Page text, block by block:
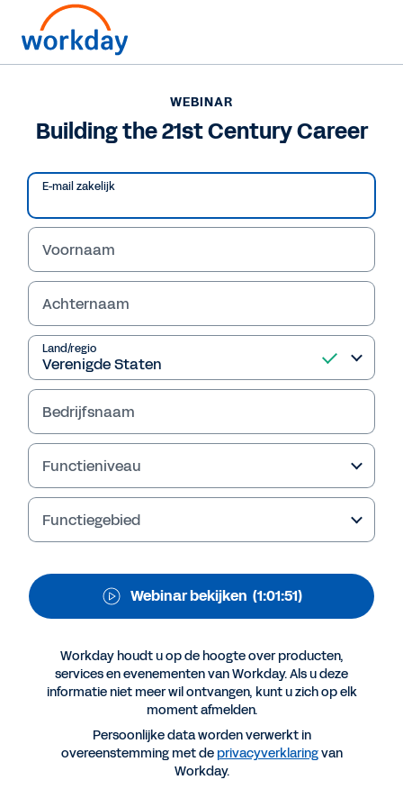
WEBINAR
Building the 21st
Century Career
Lees het rapport.
Meer resources
WEBINAR
Building the 21st Century Career
WEBINAR
Building the 21st Century Career
E-mail zakelijk
Voornaam
Achternaam
Land/regio
Bedrijfsnaam
Functieniveau
Functiegebied
Webinar bekijken (1:01:51)
Workday houdt u op de hoogte over producten,
services en evenementen van Workday. Als u deze
informatie niet meer wil ontvangen, kunt u zich op elk
moment afmelden.
Persoonlijke data worden verwerkt in
overeenstemming met de privacyverklaringvan
Workday.